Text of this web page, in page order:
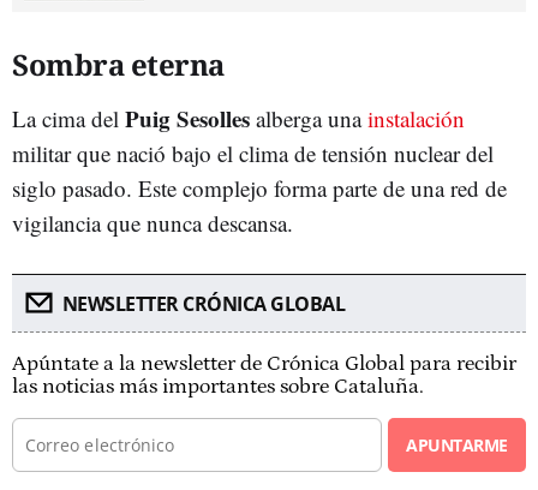
Sombra eterna
La cima del Puig Sesolles alberga unainstalación
militar que nació bajo el clima de tensión nuclear del
siglo pasado. Este complejo forma parte de una red de
vigilancia que nunca descansa.
NEWSLETTER CRÓNICA GLOBAL
Apúntate a la newsletter de Crónica Global para recibir
las noticias más importantes sobre Cataluña.
APUNTARME